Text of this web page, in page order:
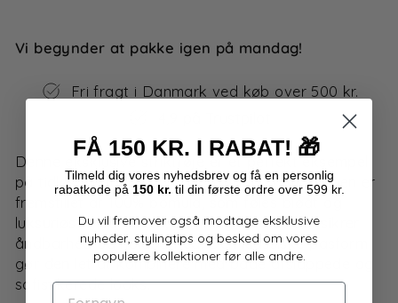
Vi begynder at pakke igen på mandag!
Fri fragt i Danmark ved køb over 500 kr.
Denne eksklusive striktrøje er et perfekt eksempel
på tidløs elegance og uovertruffen komfort. Den er
fremstillet af 100% bomuld, som føles blødt og
luksuriøst mod huden, samtidig med at det sikrer
åndbarhed og holdbarhed. Den klassiske pasform
gør den let at kombinere med både afslappede og
sofistikerede looks.
FÅ 150 KR. I RABAT! 🎁
Tilmeld dig voresnyhedsbrev og få en personlig
rabatkode på 150 kr. til din første ordre over 599 kr.
Du vil fremover også modtage eksklusive
nyheder, stylingtips og besked om vores
populære kollektioner før alle andre.
FORNAVN